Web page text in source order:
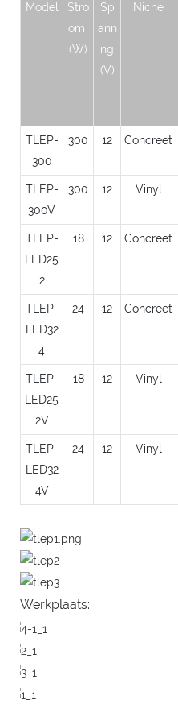
Model
Stro
om
(W)
Sp
ann
ing
(V)
Niche
TLEP-
300
300 12 Concreet
TLEP-
300V
300 12 Vinyl
TLEP-
LED25
2
18 12 Concreet
TLEP-
LED32
4
24 12 Concreet
TLEP-
LED25
2V
18 12 Vinyl
TLEP-
LED32
4V
24 12 Vinyl
Werkplaats: